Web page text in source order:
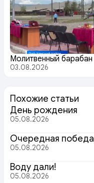
Молитвенный барабан
03.08.2026
Похожие статьи
День рождения
05.08.2026
Очередная победа
05.08.2026
Воду дали!
05.08.2026